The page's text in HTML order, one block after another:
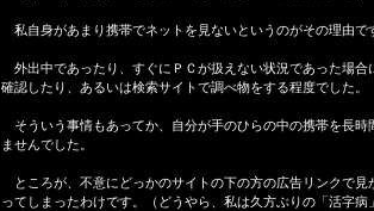
私自身があまり携帯でネットを見ないというのがその理由で
外出中であったり、すぐにＰＣが扱えない状況であった場
確認したり、あるいは検索サイトで調べ物をする程度でした。
そういう事情もあってか、自分が手のひらの中の携帯を長時
ませんでした。
ところが、不意にどっかのサイトの下の方の広告リンクで見
ってしまったわけです。（どうやら、私は久方ぶりの「活字病